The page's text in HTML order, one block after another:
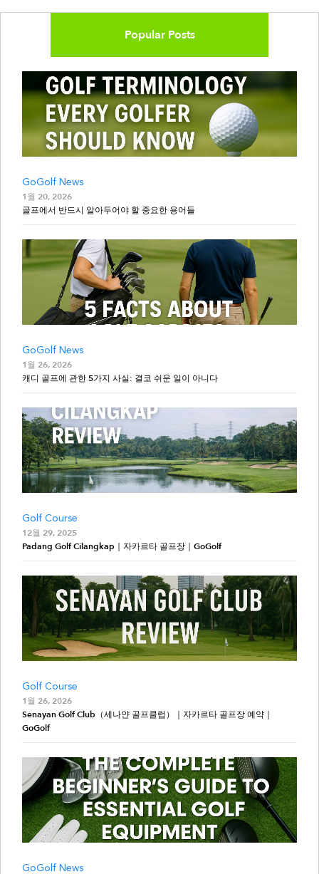
Popular Posts
GoGolf News
1월 20, 2026
골프에서 반드시 알아두어야 할 중요한 용어들
GoGolf News
1월 26, 2026
캐디 골프에 관한 5가지 사실: 결코 쉬운 일이 아니다
Golf Course
12월 29, 2025
Padang Golf Cilangkap｜자카르타 골프장｜GoGolf
Golf Course
1월 26, 2026
Senayan Golf Club（세나얀 골프클럽）｜자카르타 골프장 예약｜
GoGolf
GoGolf News